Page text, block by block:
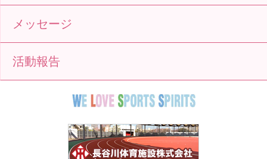
メッセージ
活動報告